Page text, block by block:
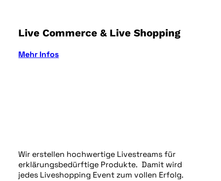
Live Commerce & Live Shopping
Mehr Infos
Wir erstellen hochwertige Livestreams für
erklärungsbedürftige Produkte. Damit wird
jedes Liveshopping Event zum vollen Erfolg.